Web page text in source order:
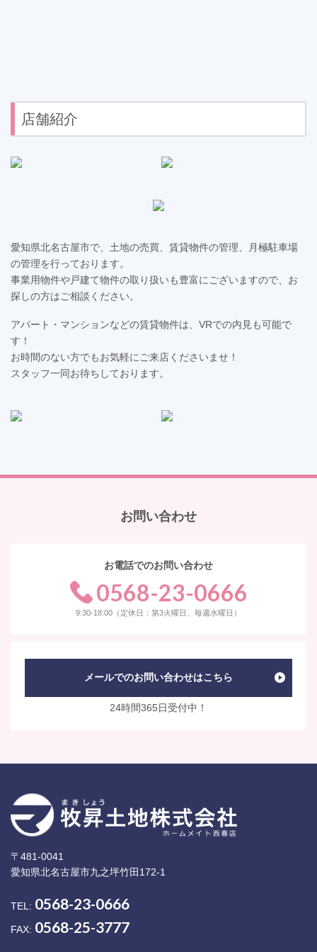
店舗紹介
愛知県北名古屋市で、土地の売買、賃貸物件の管理、月極駐車場
の管理を行っております。
事業用物件や戸建て物件の取り扱いも豊富にございますので、お
探しの方はご相談ください。
アパート・マンションなどの賃貸物件は、VRでの内見も可能で
す！
お時間のない方でもお気軽にご来店くださいませ！
スタッフ一同お待ちしております。
お問い合わせ
お電話でのお問い合わせ
0568-23-0666
9:30-18:00（定休日：第3火曜日、毎週水曜日）
メールでのお問い合わせはこちら
24時間365日受付中！
〒481-0041
愛知県北名古屋市九之坪竹田172-1
TEL: 0568-23-0666
FAX: 0568-25-3777